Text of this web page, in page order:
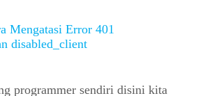
Mengatasi Error 401
disabled_client
programmer sendiri disini kita